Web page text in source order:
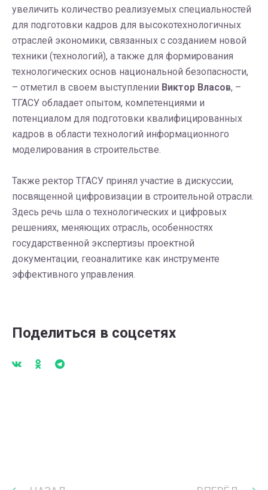
увеличить количество реализуемых специальностей
для подготовки кадров для высокотехнологичных
отраслей экономики, связанных с созданием новой
техники (технологий), а также для формирования
технологических основ национальной безопасности,
– отметил в своем выступлении Виктор Власов, –
ТГАСУ обладает опытом, компетенциями и
потенциалом для подготовки квалифицированных
кадров в области технологий информационного
моделирования в строительстве.
Также ректор ТГАСУ принял участие в дискуссии,
посвященной цифровизации в строительной отрасли.
Здесь речь шла о технологических и цифровых
решениях, меняющих отрасль, особенностях
государственной экспертизы проектной
документации, геоаналитике как инструменте
эффективного управления.
Поделиться в соцсетях